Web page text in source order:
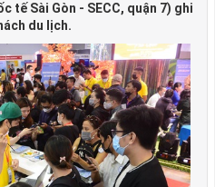
tế Sài Gòn - SECC, quận 7) ghi
du lịch.